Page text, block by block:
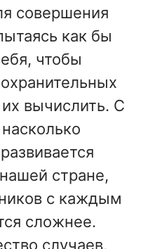
совершения
как бы
чтобы
вычислить. С
стране,
с каждым
сложнее.
случаев,